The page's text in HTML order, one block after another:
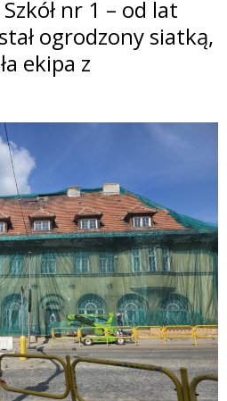
nr 1 – od lat
ogrodzony siatką,
ekipa z